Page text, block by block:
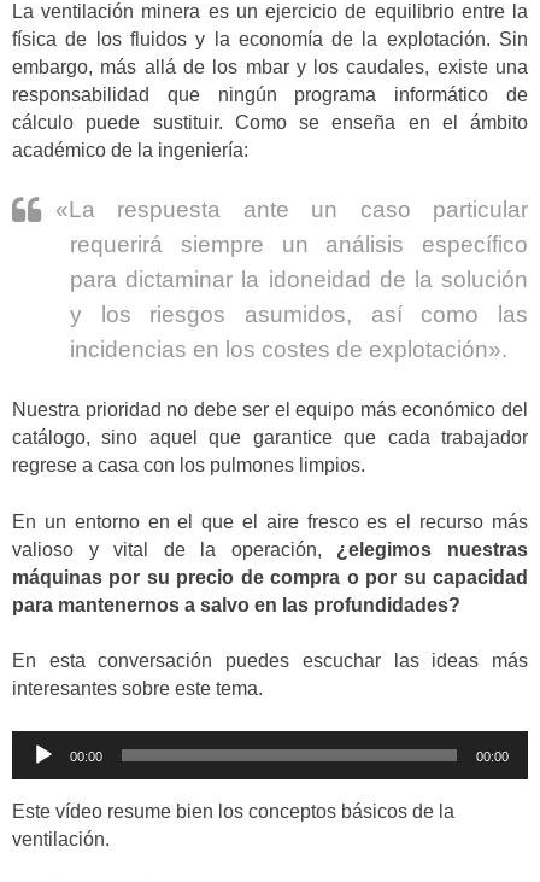
La ventilación minera es un ejercicio de equilibrio entre la
física de los fluidos y la economía de la explotación. Sin
embargo, más allá de los mbar y los caudales, existe una
responsabilidad que ningún programa informático de
cálculo puede sustituir. Como se enseña en el ámbito
académico de la ingeniería:
«La respuesta ante un caso particular
requerirá siempre un análisis específico
para dictaminar la idoneidad de la solución
y los riesgos asumidos, así como las
incidencias en los costes de explotación».
Nuestra prioridad no debe ser el equipo más económico del
catálogo, sino aquel que garantice que cada trabajador
regrese a casa con los pulmones limpios.
En un entorno en el que el aire fresco es el recurso más
valioso y vital de la operación, ¿elegimos nuestras
máquinas por su precio de compra o por su capacidad
para mantenernos a salvo en las profundidades?
En esta conversación puedes escuchar las ideas más
interesantes sobre este tema.
Reproductor
audio
00:00 00:00
Este vídeo resume bien los conceptos básicos de la
ventilación.